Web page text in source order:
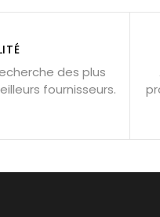
des pierres de protection
anti-déprime Mieux
Géode
des plus
fournisseurs.